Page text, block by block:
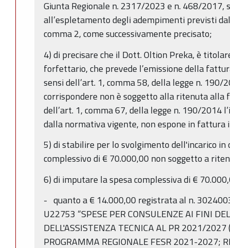
Giunta Regionale n. 2317/2023 e n. 468/2017,
all’espletamento degli adempimenti previsti
comma 2, come successivamente precisato;
4) di precisare che il Dott. Oltion Preka, è
forfettario, che prevede l’emissione della
sensi dell’art. 1, comma 58, della legge n.
corrispondere non è soggetto alla ritenuta alla
dell’art. 1, comma 67, della legge n. 190/2014
dalla normativa vigente, non espone in
5) di stabilire per lo svolgimento dell'incarico in
complessivo di € 70.000,00 non soggetto a
6) di imputare la spesa complessiva di €
- quanto a € 14.000,00 registrata al n.
U22753 “SPESE PER CONSULENZE AI FINI
DELL'ASSISTENZA TECNICA AL PR 2021/2027
PROGRAMMA REGIONALE FESR 2021-2027;